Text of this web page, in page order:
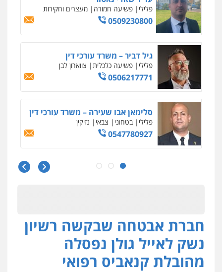
פלילי משפחה
503456449
עו"ד איהאב ג'לג'ולי
פלילי מעצרים וחקירות עורכי דין לענייני
אסירים
0505216700
אייל בן שושן, עורך דין פלילי
פלילי מעצרים וחקירות פשיעה חמורה
נוער רישום פלילי
0522763105
עו"ד שלומי שרון
עו"ד אלון קריטי
פלילי סמים
0525544654
חברת אבטחה שבקשה רשיון
נשק לאייל גולן נפסלה
מהובלת קנאביס רפואי